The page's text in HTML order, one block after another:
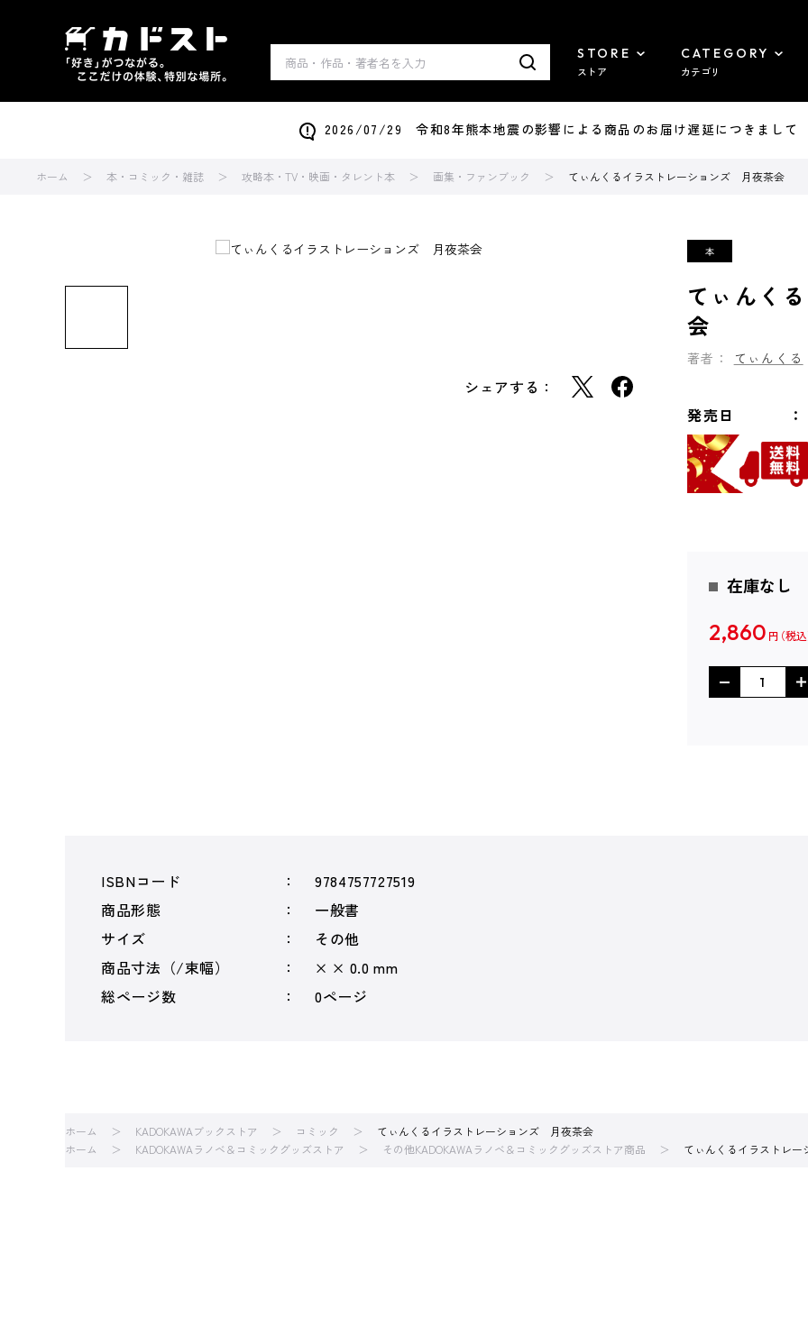
STORE
ストア
CATEGORY
カテゴリ
2026/07/29 令和8年熊本地震の影響による商品のお届け遅延につきまして
ホーム 本・コミック・雑誌 攻略本・TV・映画・タレント本 画集・ファンブック てぃんくるイラストレーションズ 月夜茶会
シェアする：
てぃんく
会
著者： てぃんくる
発売日
在庫なし
2,860 円
ISBNコード
9784757727519
商品形態
一般書
サイズ
その他
商品寸法（/束幅）
× × 0.0 mm
総ページ数
0ページ
ホーム KADOKAWAブックストア コミック
てぃんくるイラストレーションズ 月夜茶会
ホーム
KADOKAWAラノベ＆コミックグッズストア その他KADOKAWAラノベ＆コミックグッズストア商品 てぃんくるイラストレ